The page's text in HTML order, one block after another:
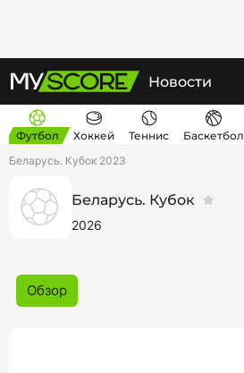
Новости
Футбол Хоккей Теннис Баскетбол
Беларусь. Кубок 2023
Беларусь. Кубок
2026
Обзор